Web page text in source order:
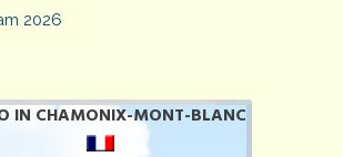
2026
IN CHAMONIX-MONT-BLANC